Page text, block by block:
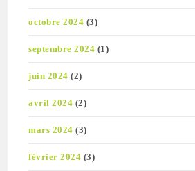
octobre 2024 (3)
septembre 2024 (1)
juin 2024 (2)
avril 2024 (2)
mars 2024 (3)
février 2024 (3)